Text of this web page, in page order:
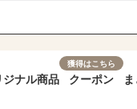
ジナル商品
獲得はこちら
クーポン